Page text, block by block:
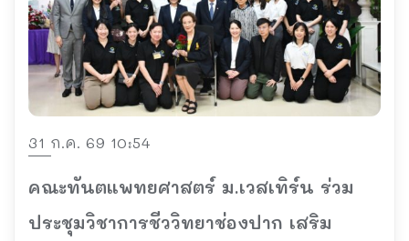
31 ก.ค. 69 10:54
คณะทันตแพทยศาสตร์ ม.เวสเทิร์น ร่วม
ประชุมวิชาการชีววิทยาช่องปาก เสริม